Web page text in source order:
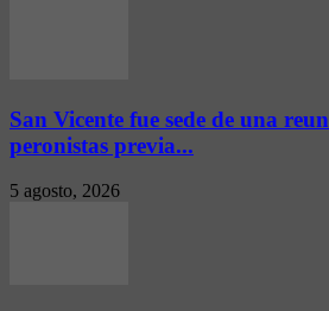
San Vicente fue sede de una
peronistas previa...
5 agosto, 2026